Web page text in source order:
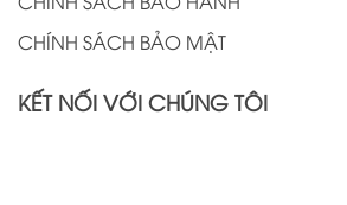
CHÍNH SÁCH BẢO MẬT
KẾT NỐI VỚI CHÚNG TÔI